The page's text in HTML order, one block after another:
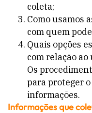
coleta;
Como usamos
com quem
Quais opções
com relação ao
Os
para proteger
informações.
Informações que